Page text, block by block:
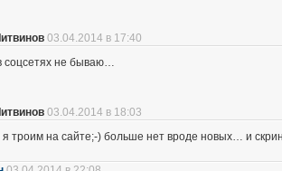
03.04.2014 в 17:40
соцсетях не бываю…
03.04.2014 в 18:03
я троим на сайте;-) больше нет вроде новых… и